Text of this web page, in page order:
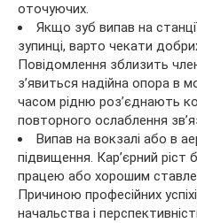
оточуючих.
Якщо зуб випав на
зупинці, варто чекати
Повідомлення зблизить
з’явиться надійна опора в
часом рідню роз’єднають
повторного ослаблення
Випав на вокзалі або в
підвищення. Кар’єрний
працею або хорошим
Причиною професійних
начальства і